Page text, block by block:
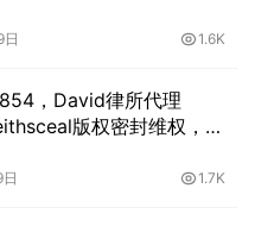
1.6K
，David律所代理
版权密封维权，跨
1.7K